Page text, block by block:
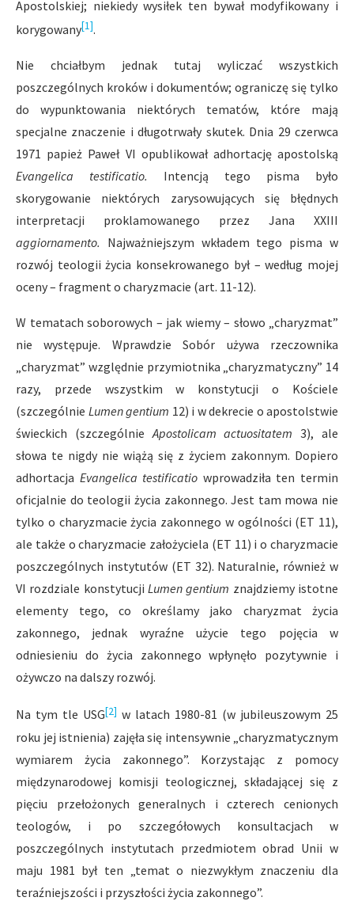
Apostolskiej; niekiedy wysiłek ten bywał modyfikowany i
korygowany[1].
Nie chciałbym jednak tutaj wyliczać wszystkich
poszczególnych kroków i dokumentów; ograniczę się tylko
do wypunktowania niektórych tematów, które mają
specjalne znaczenie i długotrwały skutek. Dnia 29 czerwca
1971 papież Paweł VI opublikował adhortację apostolską
Evangelica testificatio. Intencją tego pisma było
skorygowanie niektórych zarysowujących się błędnych
interpretacji proklamowanego przez Jana XXIII
aggiornamento. Najważniejszym wkładem tego pisma w
rozwój teologii życia konsekrowanego był – według mojej
oceny – fragment o charyzmacie (art. 11-12).
W tematach soborowych – jak wiemy – słowo „charyzmat”
nie występuje. Wprawdzie Sobór używa rzeczownika
„charyzmat” względnie przymiotnika „charyzmatyczny” 14
razy, przede wszystkim w konstytucji o Kościele
(szczególnie Lumen gentium 12) i w dekrecie o apostolstwie
świeckich (szczególnieApostolicam actuositatem 3), ale
słowa te nigdy nie wiążą się z życiem zakonnym. Dopiero
adhortacja Evangelica testificatio wprowadziła ten termin
oficjalnie do teologii życia zakonnego. Jest tam mowa nie
tylko o charyzmacie życia zakonnego w ogólności (ET 11),
ale także o charyzmacie założyciela (ET 11) i o charyzmacie
poszczególnych instytutów (ET 32). Naturalnie, również w
VI rozdziale konstytucji Lumen gentium znajdziemy istotne
elementy tego, co określamy jako charyzmat życia
zakonnego, jednak wyraźne użycie tego pojęcia w
odniesieniu do życia zakonnego wpłynęło pozytywnie i
ożywczo na dalszy rozwój.
Na tym tle USG[2] w latach 1980-81 (w jubileuszowym 25
roku jej istnienia) zajęła się intensywnie „charyzmatycznym
wymiarem życia zakonnego”. Korzystając z pomocy
międzynarodowej komisji teologicznej, składającej się z
pięciu przełożonych generalnych i czterech cenionych
teologów, i po szczegółowych konsultacjach w
poszczególnych instytutach przedmiotem obrad Unii w
maju 1981 był ten „temat o niezwykłym znaczeniu dla
teraźniejszości i przyszłości życia zakonnego”.